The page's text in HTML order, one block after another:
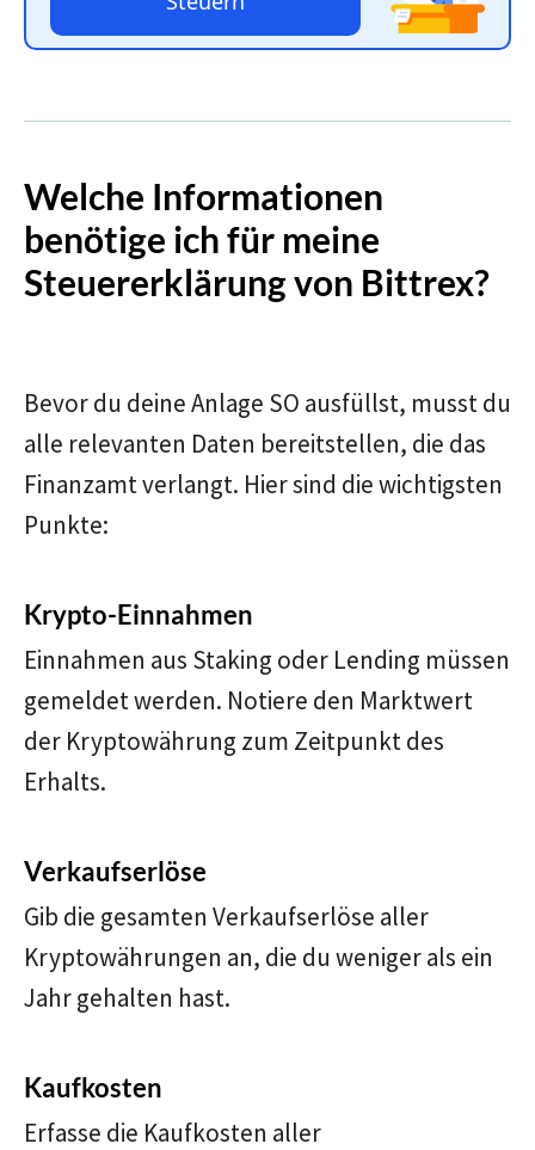
Welche Informationen
benötige ich für meine
Steuererklärung von Bittrex?
Bevor du deine Anlage SO ausfüllst, musst du
alle relevanten Daten bereitstellen, die das
Finanzamt verlangt. Hier sind die wichtigsten
Punkte:
Krypto-Einnahmen
Einnahmen aus Staking oder Lending müssen
gemeldet werden. Notiere den Marktwert
der Kryptowährung zum Zeitpunkt des
Erhalts.
Verkaufserlöse
Gib die gesamten Verkaufserlöse aller
Kryptowährungen an, die du weniger als ein
Jahr gehalten hast.
Kaufkosten
Erfasse die Kaufkosten aller